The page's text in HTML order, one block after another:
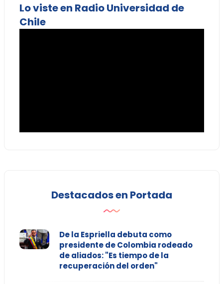
Lo viste en Radio Universidad de
Chile
Destacados en Portada
De la Espriella debuta como
presidente de Colombia rodeado
de aliados: "Es tiempo de la
recuperación del orden"